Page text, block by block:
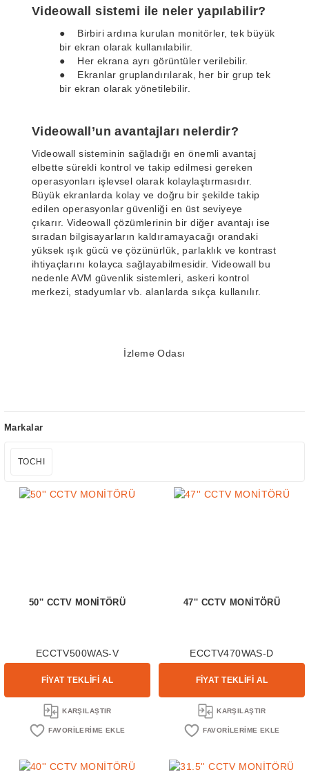
Videowall sistemi ile neler yapılabilir?
● Birbiri ardına kurulan monitörler, tek büyük
bir ekran olarak kullanılabilir.
● Her ekrana ayrı görüntüler verilebilir.
● Ekranlar gruplandırılarak, her bir grup tek
bir ekran olarak yönetilebilir.
Videowall’un avantajları nelerdir?
Videowall sisteminin sağladığı en önemli avantaj
elbette sürekli kontrol ve takip edilmesi gereken
operasyonları işlevsel olarak kolaylaştırmasıdır.
Büyük ekranlarda kolay ve doğru bir şekilde takip
edilen operasyonlar güvenliği en üst seviyeye
çıkarır. Videowall çözümlerinin bir diğer avantajı ise
sıradan bilgisayarların kaldıramayacağı orandaki
yüksek ışık gücü ve çözünürlük, parlaklık ve kontrast
ihtiyaçlarını kolayca sağlayabilmesidir. Videowall bu
nedenle AVM güvenlik sistemleri, askeri kontrol
merkezi, stadyumlar vb. alanlarda sıkça kullanılır.
İzleme Odası
Markalar
TOCHI
50'' CCTV MONİTÖRÜ
ECCTV500WAS-V
FİYAT TEKLİFİ AL
KARŞILAŞTIR
47'' CCTV MONİTÖRÜ
ECCTV470WAS-D
FİYAT TEKLİFİ AL
KARŞILAŞTIR